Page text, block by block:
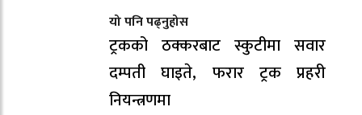
यो पनि पढ्नुहोस
ट्रकको ठक्करबाट स्कुटीमा सवार
दम्पती घाइते, फरार ट्रक प्रहरी
नियन्त्रणमा